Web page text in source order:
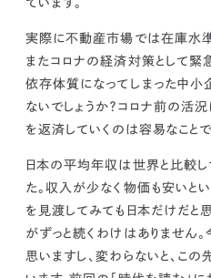
ています。
実際に不動産市場では在庫水準
またコロナの経済対策として
依存体質になってしまった中
ないでしょうか？コロナ前の活
を返済していくのは容易なこと
日本の平均年収は世界と比較し
た。収入が少なく物価も安いと
を見渡してみても日本だけだと
がずっと続くわけはありません。
思いますし、変わらないと、こ